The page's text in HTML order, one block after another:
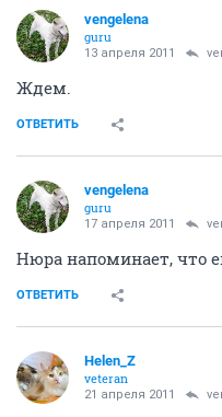
vengelena
guru
13 апреля 2011
Ждем.
ОТВЕТИТЬ
vengelena
guru
17 апреля 2011
Нюра напоминает, что
ОТВЕТИТЬ
Helen_Z
veteran
21 апреля 2011